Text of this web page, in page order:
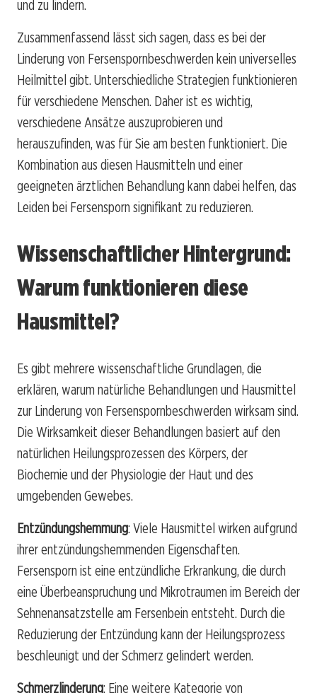
und zu lindern.
Zusammenfassend lässt sich sagen, dass es bei der
Linderung von Fersenspornbeschwerden kein universelles
Heilmittel gibt. Unterschiedliche Strategien funktionieren
für verschiedene Menschen. Daher ist es wichtig,
verschiedene Ansätze auszuprobieren und
herauszufinden, was für Sie am besten funktioniert. Die
Kombination aus diesen Hausmitteln und einer
geeigneten ärztlichen Behandlung kann dabei helfen, das
Leiden bei Fersensporn signifikant zu reduzieren.
Wissenschaftlicher Hintergrund:
Warum funktionieren diese
Hausmittel?
Es gibt mehrere wissenschaftliche Grundlagen, die
erklären, warum natürliche Behandlungen und Hausmittel
zur Linderung von Fersenspornbeschwerden wirksam sind.
Die Wirksamkeit dieser Behandlungen basiert auf den
natürlichen Heilungsprozessen des Körpers, der
Biochemie und der Physiologie der Haut und des
umgebenden Gewebes.
Entzündungshemmung: Viele Hausmittel wirken aufgrund
ihrer entzündungshemmenden Eigenschaften.
Fersensporn ist eine entzündliche Erkrankung, die durch
eine Überbeanspruchung und Mikrotraumen im Bereich der
Sehnenansatzstelle am Fersenbein entsteht. Durch die
Reduzierung der Entzündung kann der Heilungsprozess
beschleunigt und der Schmerz gelindert werden.
Schmerzlinderung: Eine weitere Kategorie von